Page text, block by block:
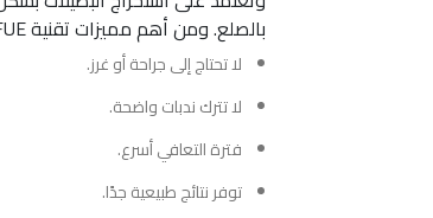
بالصلع. ومن أهم مميزات تقنية FUE:
لا تحتاج إلى جراحة أو غرز.
لا تترك ندبات واضحة.
فترة التعافي أسرع.
توفر نتائج طبيعية جدًا.